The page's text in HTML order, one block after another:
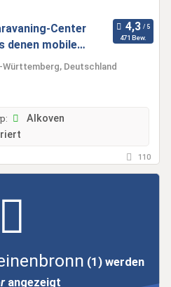
Center
denen mobile
471 Bew.
Württemberg, Deutschland
Alkoven
110
(1)werden
angezeigt